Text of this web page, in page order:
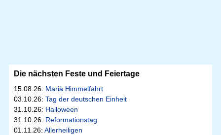
Die nächsten Feste und Feiertage
15.08.26: Mariä Himmelfahrt
03.10.26: Tag der deutschen Einheit
31.10.26: Halloween
31.10.26: Reformationstag
01.11.26: Allerheiligen